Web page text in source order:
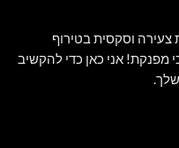
צעירה וסקסית בטירוף
מפנקת! אני כאן כדי להקשיב